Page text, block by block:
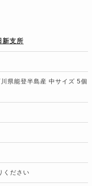
新支所
県能登半島産 中サイズ 5個
ください